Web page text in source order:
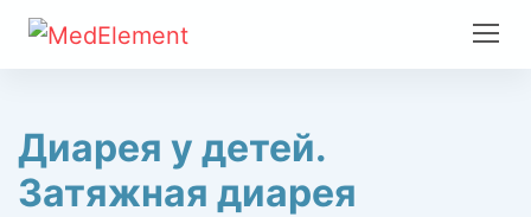
Диарея у детей.
Затяжная диарея